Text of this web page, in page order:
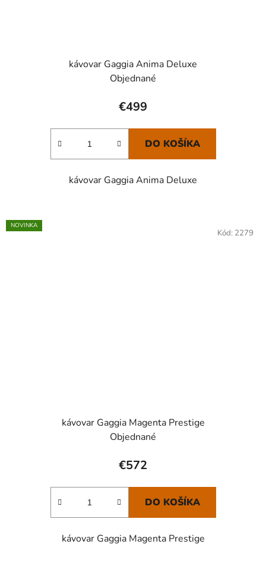
kávovar Gaggia Anima Deluxe
Objednané
€499
DO KOŠÍKA
kávovar Gaggia Anima Deluxe
NOVINKA
kávovar Gaggia Magenta Prestige
Objednané
€572
DO KOŠÍKA
kávovar Gaggia Magenta Prestige
Kód: 2279